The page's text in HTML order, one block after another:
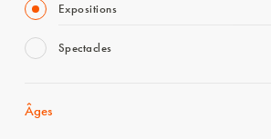
Expositions
Spectacles
Âges